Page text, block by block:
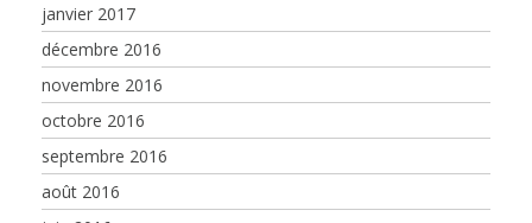
janvier 2017
décembre 2016
novembre 2016
octobre 2016
septembre 2016
août 2016